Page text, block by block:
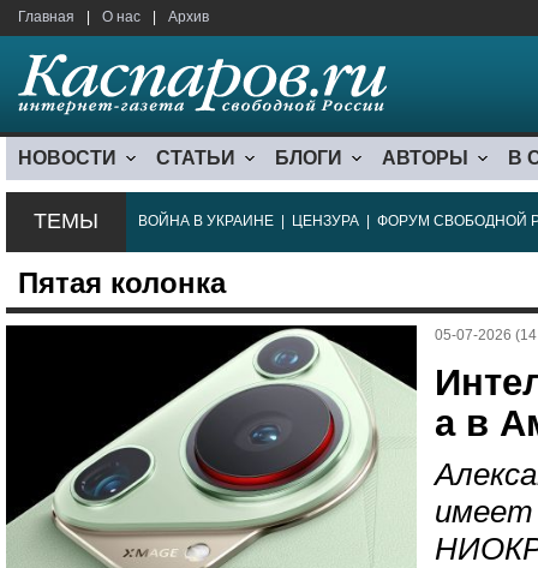
Главная О нас Архив
НОВОСТИ СТАТЬИ БЛОГИ АВТОРЫ В
ТЕМЫ ВОЙНА В УКРАИНЕ ЦЕНЗУРА ФОРУМ СВОБОДНОЙ
Пятая колонка
05-07-2026
а в
имеет